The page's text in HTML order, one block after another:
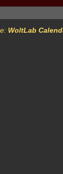
WoltLab